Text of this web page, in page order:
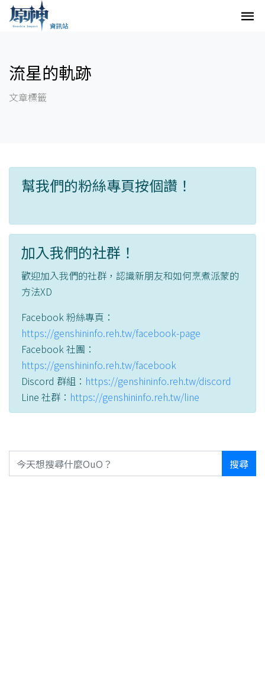
流星的軌跡
文章標籤
幫我們的粉絲專頁按個讚！
加入我們的社群！
歡迎加入我們的社群，認識新朋友和如何烹煮派蒙的
方法XD
Facebook 粉絲專頁：
https://genshininfo.reh.tw/facebook-page
Facebook 社團：
https://genshininfo.reh.tw/facebook
Discord 群組： https://genshininfo.reh.tw/discord
Line 社群： https://genshininfo.reh.tw/line
搜尋